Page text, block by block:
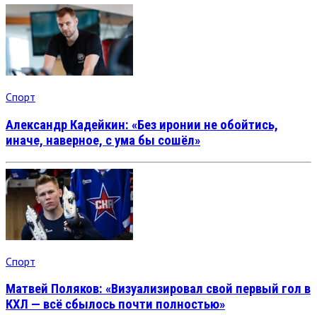
Спорт
Александр Кадейкин: «Без иронии не обойтись,
иначе, наверное, с ума бы сошёл»
Спорт
Матвей Поляков: «Визуализировал свой первый гол в
КХЛ — всё сбылось почти полностью»